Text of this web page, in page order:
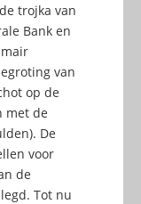
trojka van
Bank en
van
op de
met de
De
voor
de
Tot nu